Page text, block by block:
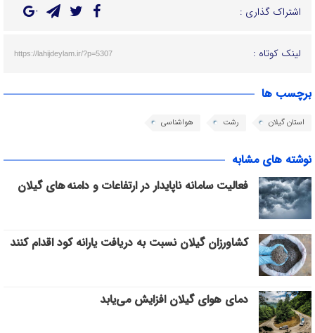
اشتراک گذاری :
لینک کوتاه : https://lahijdeylam.ir/?p=5307
برچسب ها
استان گیلان رشت هواشناسی
نوشته های مشابه
فعالیت سامانه ناپایدار در ارتفاعات و دامنه های گیلان
کشاورزان گیلان نسبت به دریافت یارانه کود اقدام کنند
دمای هوای گیلان افزایش می‌یابد